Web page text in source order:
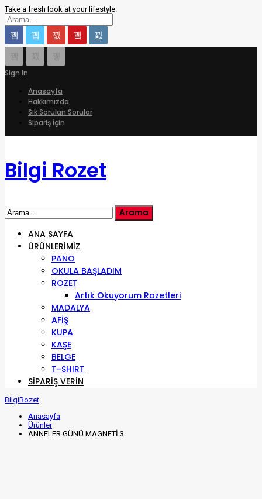
Take a fresh look at your lifestyle.
Sign In
Anasayfa
Hakkımızda
Sık Sorulan Sorular
Sipariş İçin
Bilgi Rozet
ANA SAYFA
ÜRÜNLERIMIZ
PANO
OKULA BAŞLADIM
ROZET
Artık Okuyorum Rozetleri
MADALYA
AFİŞ
KUPA
KAŞE
BELGE
T-SHIRT
SIPARIŞ VERIN
BilgiRozet
Anasayfa
Ürünler
ANNELER GÜNÜ MAGNETİ 3